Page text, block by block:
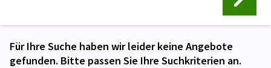
Für Ihre Suche haben wir leider keine Angebote
gefunden. Bitte passen Sie Ihre Suchkriterien an.